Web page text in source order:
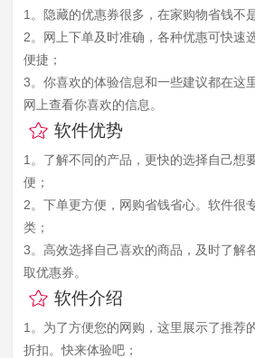
1。隐藏的优惠券很多，在家购物省钱不
2。网上下单及时准确，各种优惠可快速
便捷；
3。你喜欢的体验信息和一些建议都在这
网上查看你喜欢的信息。
软件优势
1。了解不同的产品，更快的选择自己想
便；
2。下单更方便，网购省钱省心。软件很
类；
3。高效选择自己喜欢的商品，及时了解
取优惠券。
软件介绍
1。为了方便您的网购，这里展示了推荐
折扣。快来体验吧；